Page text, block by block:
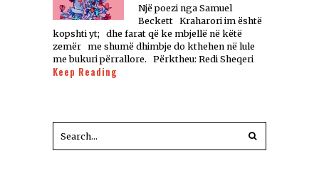
Një poezi nga Samuel
Beckett Kraharori im është
kopshti yt; dhe farat që ke mbjellë në këtë
zemër me shumë dhimbje do kthehen në lule
me bukuri përrallore. Përktheu: Redi Sheqeri
Keep Reading